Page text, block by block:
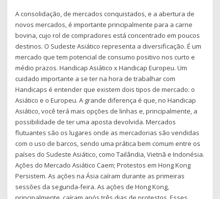
A consolidação, de mercados conquistados, e a abertura de
novos mercados, é importante principalmente para a carne
bovina, cujo rol de compradores está concentrado em poucos
destinos. O Sudeste Asiático representa a diversificação. É um
mercado que tem potencial de consumo positivo nos curto e
médio prazos. Handicap Asiático x Handicap Europeu. Um
cuidado importante a se ter na hora de trabalhar com
Handicaps é entender que existem dois tipos de mercado: o
Asiático e o Europeu. A grande diferença é que, no Handicap
Asiático, você terá mais opções de linhas e, principalmente, a
possibilidade de ter uma aposta devolvida. Mercados
flutuantes são os lugares onde as mercadorias são vendidas
com o uso de barcos, sendo uma prática bem comum entre os
países do Sudeste Asiático, como Tailândia, Vietnã e Indonésia.
Ações do Mercado Asiático Caem; Protestos em Hong Kong
Persistem. As ações na Ásia caíram durante as primeiras
sessões da segunda-feira. As ações de Hong Kong,